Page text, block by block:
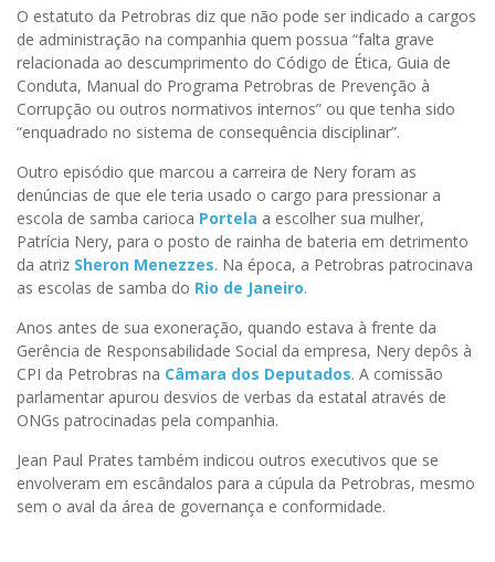
O estatuto da Petrobras diz que não pode ser indicado a cargos
de administração na companhia quem possua “falta grave
relacionada ao descumprimento do Código de Ética, Guia de
Conduta, Manual do Programa Petrobras de Prevenção à
Corrupção ou outros normativos internos” ou que tenha sido
“enquadrado no sistema de consequência disciplinar”.
Outro episódio que marcou a carreira de Nery foram as
denúncias de que ele teria usado o cargo para pressionar a
escola de samba carioca Portela a escolher sua mulher,
Patrícia Nery, para o posto de rainha de bateria em detrimento
da atriz Sheron Menezzes. Na época, a Petrobras patrocinava
as escolas de samba do Rio de Janeiro.
Anos antes de sua exoneração, quando estava à frente da
Gerência de Responsabilidade Social da empresa, Nery depôs à
CPI da Petrobras na Câmara dos Deputados. A comissão
parlamentar apurou desvios de verbas da estatal através de
ONGs patrocinadas pela companhia.
Jean Paul Prates também indicou outros executivos que se
envolveram em escândalos para a cúpula da Petrobras, mesmo
sem o aval da área de governança e conformidade.